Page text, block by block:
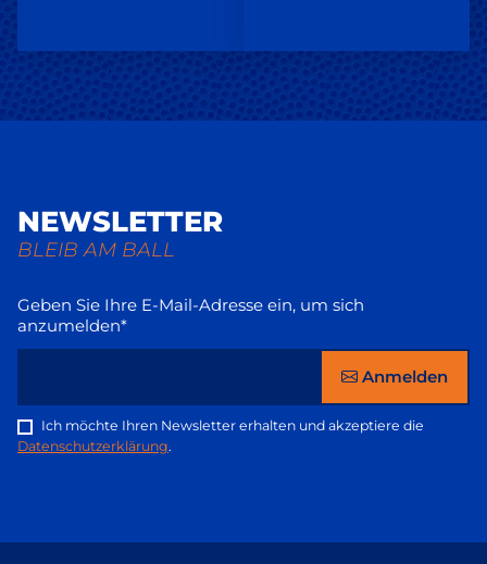
NEWSLETTER
BLEIB AM BALL
Geben Sie Ihre E-Mail-Adresse ein, um sich
anzumelden*
Anmelden
Ich möchte Ihren Newsletter erhalten und akzeptiere die
Datenschutzerklärung.